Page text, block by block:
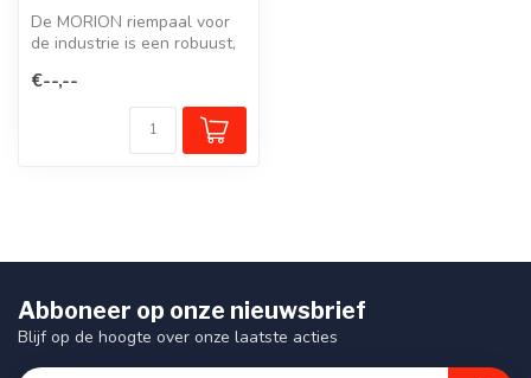
De MORION riempaal voor
de industrie is een robuust,
geleid...
€--,--
Abboneer op onze nieuwsbrief
Blijf op de hoogte over onze laatste acties